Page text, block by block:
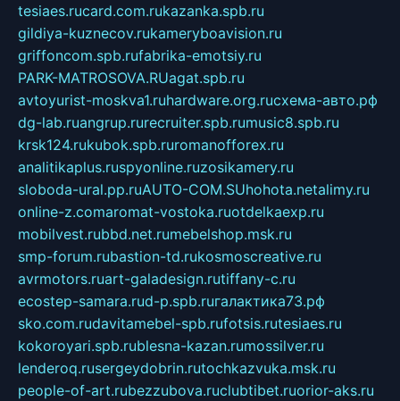
tesiaes.rucard.com.rukazanka.spb.ru
gildiya-kuznecov.rukameryboavision.ru
griffoncom.spb.rufabrika-emotsiy.ru
PARK-MATROSOVA.RUagat.spb.ru
avtoyurist-moskva1.ruhardware.org.ruсхема-авто.рф
dg-lab.ruangrup.rurecruiter.spb.rumusic8.spb.ru
krsk124.rukubok.spb.ruromanofforex.ru
analitikaplus.ruspyonline.ruzosikamery.ru
sloboda-ural.pp.ruAUTO-COM.SUhohota.netalimy.ru
online-z.comaromat-vostoka.ruotdelkaexp.ru
mobilvest.rubbd.net.rumebelshop.msk.ru
smp-forum.rubastion-td.rukosmoscreative.ru
avrmotors.ruart-galadesign.rutiffany-c.ru
ecostep-samara.rud-p.spb.ruгалактика73.рф
sko.com.rudavitamebel-spb.rufotsis.rutesiaes.ru
kokoroyari.spb.rublesna-kazan.rumossilver.ru
lenderoq.rusergeydobrin.rutochkazvuka.msk.ru
people-of-art.rubezzubova.ruclubtibet.ruorior-aks.ru